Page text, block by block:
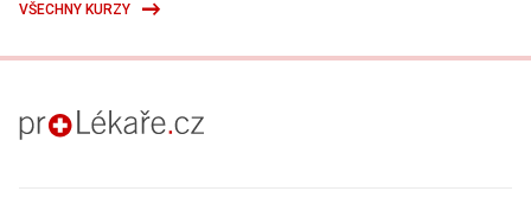
VŠECHNY KURZY
proLékaře.cz